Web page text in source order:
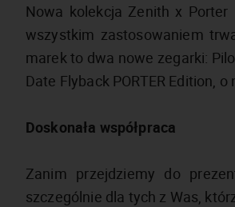
Nowa kolekcja Zenith x
wszystkim zastosowaniem
marek to dwa nowe zegarki:
Date Flyback PORTER Edition,
Doskonała współpraca
Zanim przejdziemy do
szczególnie dla tych z Was,